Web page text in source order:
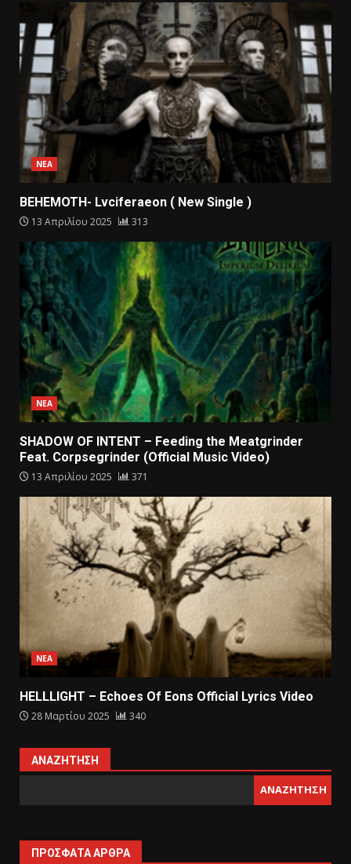
ΝΕΑ
BEHEMOTH- Lvciferaeon ( New Single )
13 Απριλίου 2025 313
ΝΕΑ
SHADOW OF INTENT – Feeding the Meatgrinder
Feat. Corpsegrinder (Official Music Video)
13 Απριλίου 2025 371
ΝΕΑ
HELLLIGHT – Echoes Of Eons Official Lyrics Video
28 Μαρτίου 2025 340
ΑΝΑΖΉΤΗΣΗ
ΑΝΑΖΉΤΗΣΗ
ΠΡΌΣΦΑΤΑ ΆΡΘΡΑ